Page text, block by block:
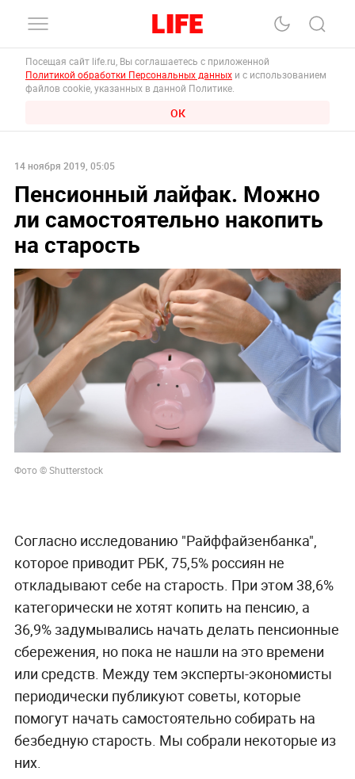
Посещая сайт life.ru, Вы соглашаетесь с приложенной
Политикой обработки Персональных данных и с использованием
файлов cookie, указанных в данной Политике.
ОК
14 ноября 2019, 05:05
Пенсионный лайфак. Можно
ли самостоятельно накопить
на старость
Фото © Shutterstock
Согласно исследованию "Райффайзенбанка",
которое приводит РБК, 75,5% россиян не
откладывают себе на старость. При этом 38,6%
категорически не хотят копить на пенсию, а
36,9% задумывались начать делать пенсионные
сбережения, но пока не нашли на это времени
или средств. Между тем эксперты-экономисты
периодически публикуют советы, которые
помогут начать самостоятельно собирать на
безбедную старость. Мы собрали некоторые из
них.